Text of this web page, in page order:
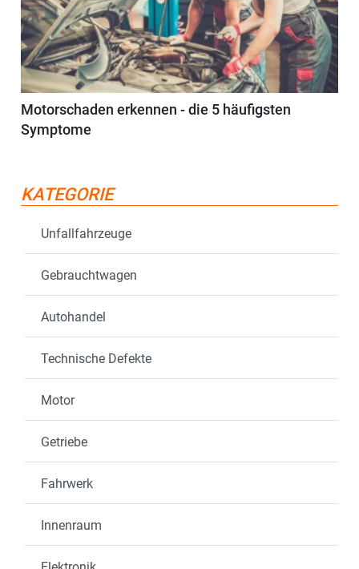
Motorschaden erkennen - die 5 häufigsten
Symptome
KATEGORIE
Unfallfahrzeuge
Gebrauchtwagen
Autohandel
Technische Defekte
Motor
Getriebe
Fahrwerk
Innenraum